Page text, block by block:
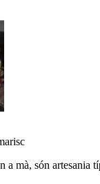
a mà, són artesania